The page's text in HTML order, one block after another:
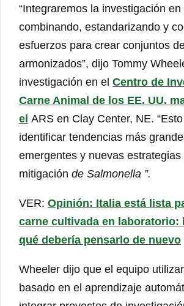
“Integraremos la investigación
combinando, estandarizando y
esfuerzos para crear conjuntos
armonizados”, dijo Tommy
investigación en el Centro de
Carne Animal de los EE. UU.
el ARS en Clay Center, NE.
identificar tendencias más
emergentes y nuevas estrategias
mitigación de Salmonella ”.
VER: Opinión: Italia está lista
carne cultivada en laboratorio:
qué debería pensarlo de nuevo
Wheeler dijo que el equipo
basado en el aprendizaje